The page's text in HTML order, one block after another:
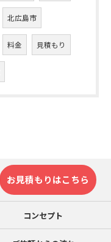
北広島市
料金 見積もり
お見積もりはこちら
コンセプト